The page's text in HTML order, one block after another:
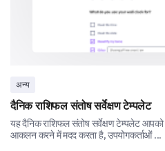
Predictive purposes
Guidance in decision-
अन्य
दैनिक राशिफल संतोष सर्वेक्षण टेम्पलेट
यह दैनिक राशिफल संतोष सर्वेक्षण टेम्पलेट
आकलन करने में मदद करता है, उपयोगकर्ताओं ...